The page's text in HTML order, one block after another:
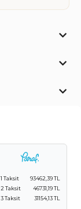
1 Taksit
93462,39 TL
2 Taksit
46731,19 TL
3 Taksit
31154,13 TL